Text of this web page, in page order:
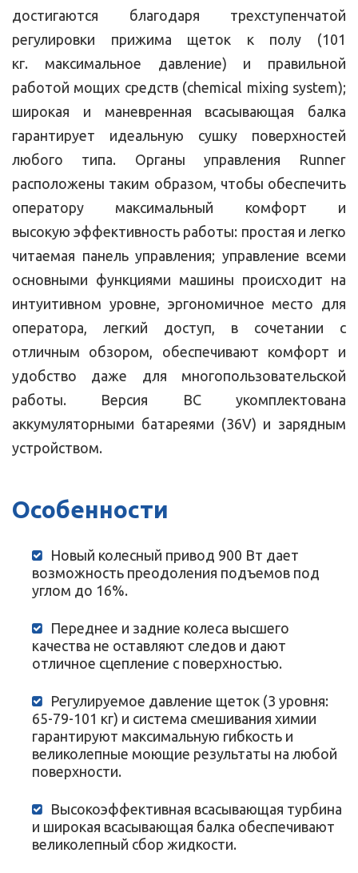
достигаются благодаря трехступенчатой
регулировки прижима щеток к полу (101
кг. максимальное давление) и правильной
работой мощих средств (chemical mixing system);
широкая и маневренная всасывающая балка
гарантирует идеальную сушку поверхностей
любого типа. Органы управления Runner
расположены таким образом, чтобы обеспечить
оператору максимальный комфорт и
высокую эффективность работы: простая и легко
читаемая панель управления; управление всеми
основными функциями машины происходит на
интуитивном уровне, эргономичное место для
оператора, легкий доступ, в сочетании с
отличным обзором, обеспечивают комфорт и
удобство даже для многопользовательской
работы. Версия BC укомплектована
аккумуляторными батареями (36V) и зарядным
устройством.
Особенности
Новый колесный привод 900 Вт дает
возможность преодоления подъемов под
углом до 16%.
Переднее и задние колеса высшего
качества не оставляют следов и дают
отличное сцепление с поверхностью.
Регулируемое давление щеток (3 уровня:
65-79-101 кг) и система смешивания химии
гарантируют максимальную гибкость и
великолепные моющие результаты на любой
поверхности.
Высокоэффективная всасывающая турбина
и широкая всасывающая балка обеспечивают
великолепный сбор жидкости.